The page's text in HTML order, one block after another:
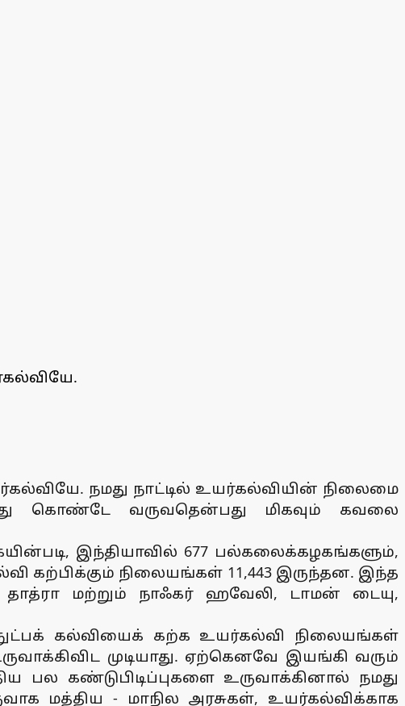
நமது நாட்டில் உயர்கல்வியின் நிலைமை
கொண்டே வருவதென்பது மிகவும் கவலை
இந்தியாவில் 677 பல்கலைக்கழகங்களும்,
கற்பிக்கும் நிலையங்கள் 11,443 இருந்தன. இந்த
மற்றும் நாஃகர் ஹவேலி, டாமன் டையு,
கல்வியைக் கற்க உயர்கல்வி நிலையங்கள்
முடியாது. ஏற்கெனவே இயங்கி வரும்
கண்டுபிடிப்புகளை உருவாக்கினால் நமது
மத்திய - மாநில அரசுகள், உயர்கல்விக்காக